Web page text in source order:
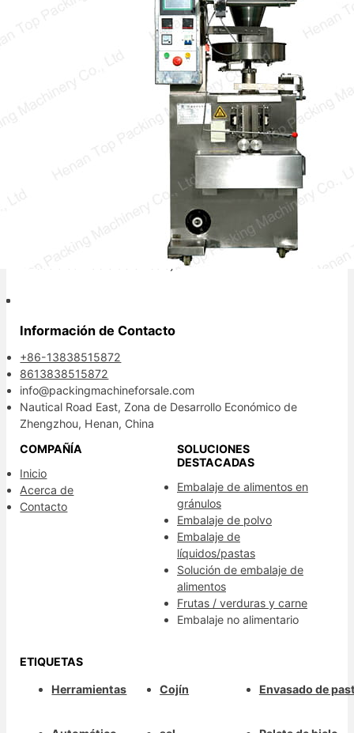
Una máquina de envasado vertical de llenado
y sellado se utiliza frecuentemente para
empacar varios productos en bolsas,…
Tu socio confiable de embalaje.
Información de Contacto
+86-13838515872
8613838515872
info@packingmachineforsale.com
Nautical Road East, Zona de Desarrollo Económico de
Zhengzhou, Henan, China
COMPAÑÍA
Inicio
Acerca de
Contacto
SOLUCIONES
DESTACADAS
Embalaje de alimentos en
gránulos
Embalaje de polvo
Embalaje de
líquidos/pastas
Solución de embalaje de
alimentos
Frutas / verduras y carne
Embalaje no alimentario
ETIQUETAS
Herramientas Cojín Envasado de